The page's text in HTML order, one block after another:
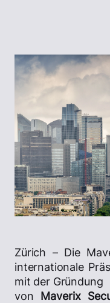
Zürich – Die
internationale
mit der Gründung
von Maverix